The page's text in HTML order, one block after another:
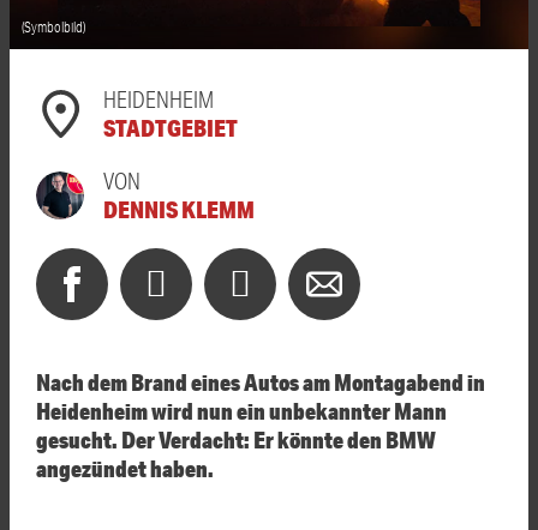
(Symbolbild)
HEIDENHEIM
STADTGEBIET
VON
DENNIS KLEMM
Nach dem Brand eines Autos am Montagabend in
Heidenheim wird nun ein unbekannter Mann
gesucht. Der Verdacht: Er könnte den BMW
angezündet haben.